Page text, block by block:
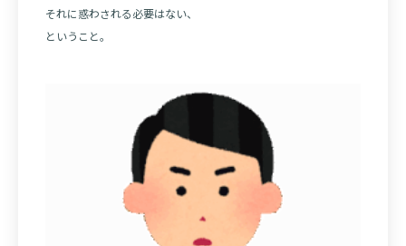
それに惑わされる必要はない、
ということ。